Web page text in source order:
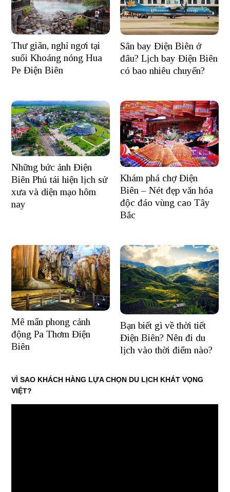
Thư giãn, nghỉ ngơi tại
suối Khoáng nóng Hua
Pe Điện Biên
Sân bay Điện Biên ở
đâu? Lịch bay Điện Biên
có bao nhiêu chuyến?
Những bức ảnh Điện
Biên Phủ tái hiện lịch sử
xưa và diện mạo hôm
nay
Khám phá chợ Điện
Biên – Nét đẹp văn hóa
độc đáo vùng cao Tây
Bắc
Mê mẩn phong cảnh
động Pa Thơm Điện
Biên
Bạn biết gì về thời tiết
Điện Biên? Nên đi du
lịch vào thời điểm nào?
VÌ SAO KHÁCH HÀNG LỰA CHỌN DU LỊCH KHÁT VỌNG
VIỆT?